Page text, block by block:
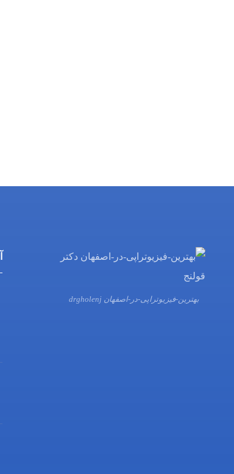
بهترین-فیزیوتراپی-در-اصفهان drgholenj